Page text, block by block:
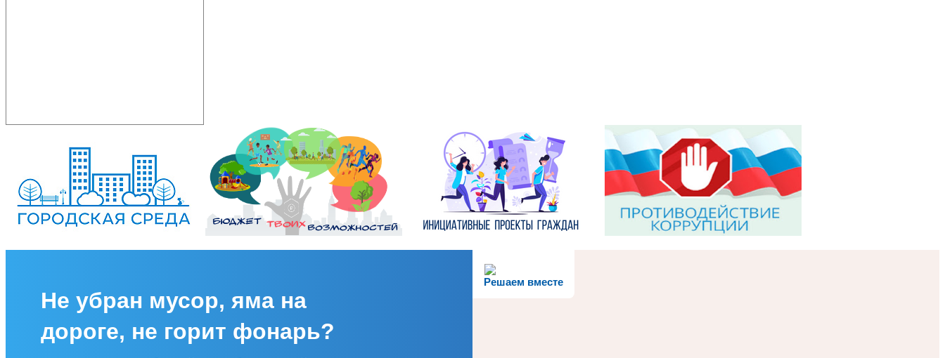
Решаем вместе
Не убран мусор, яма на
дороге, не горит фонарь?